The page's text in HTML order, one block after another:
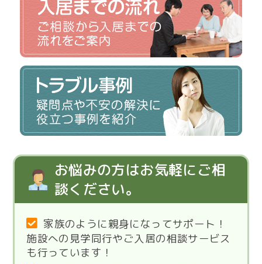
お悩みの方はお気軽にご相
談ください。
家族のように親身になってサポート！
施設への見学同行やご入居の相談サービス
も行っています！